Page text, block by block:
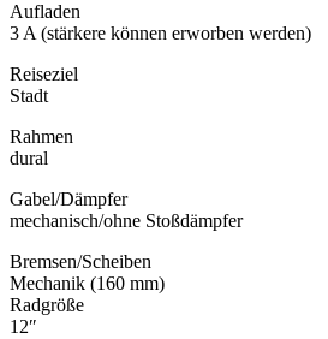
Aufladen
3 A (stärkere können erworben werden)
Reiseziel
Stadt
Rahmen
dural
Gabel/Dämpfer
mechanisch/ohne Stoßdämpfer
Bremsen/Scheiben
Mechanik (160 mm)
Radgröße
12″